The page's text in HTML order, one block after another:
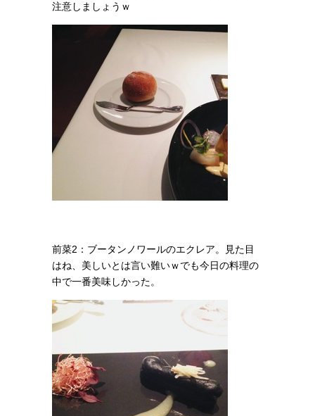
注意しましょうｗ
前菜2：ブータンノワールのエクレア。
見た目
はね、美しいとは言い難いｗでも今日の料理の
中で一番美味しかった。